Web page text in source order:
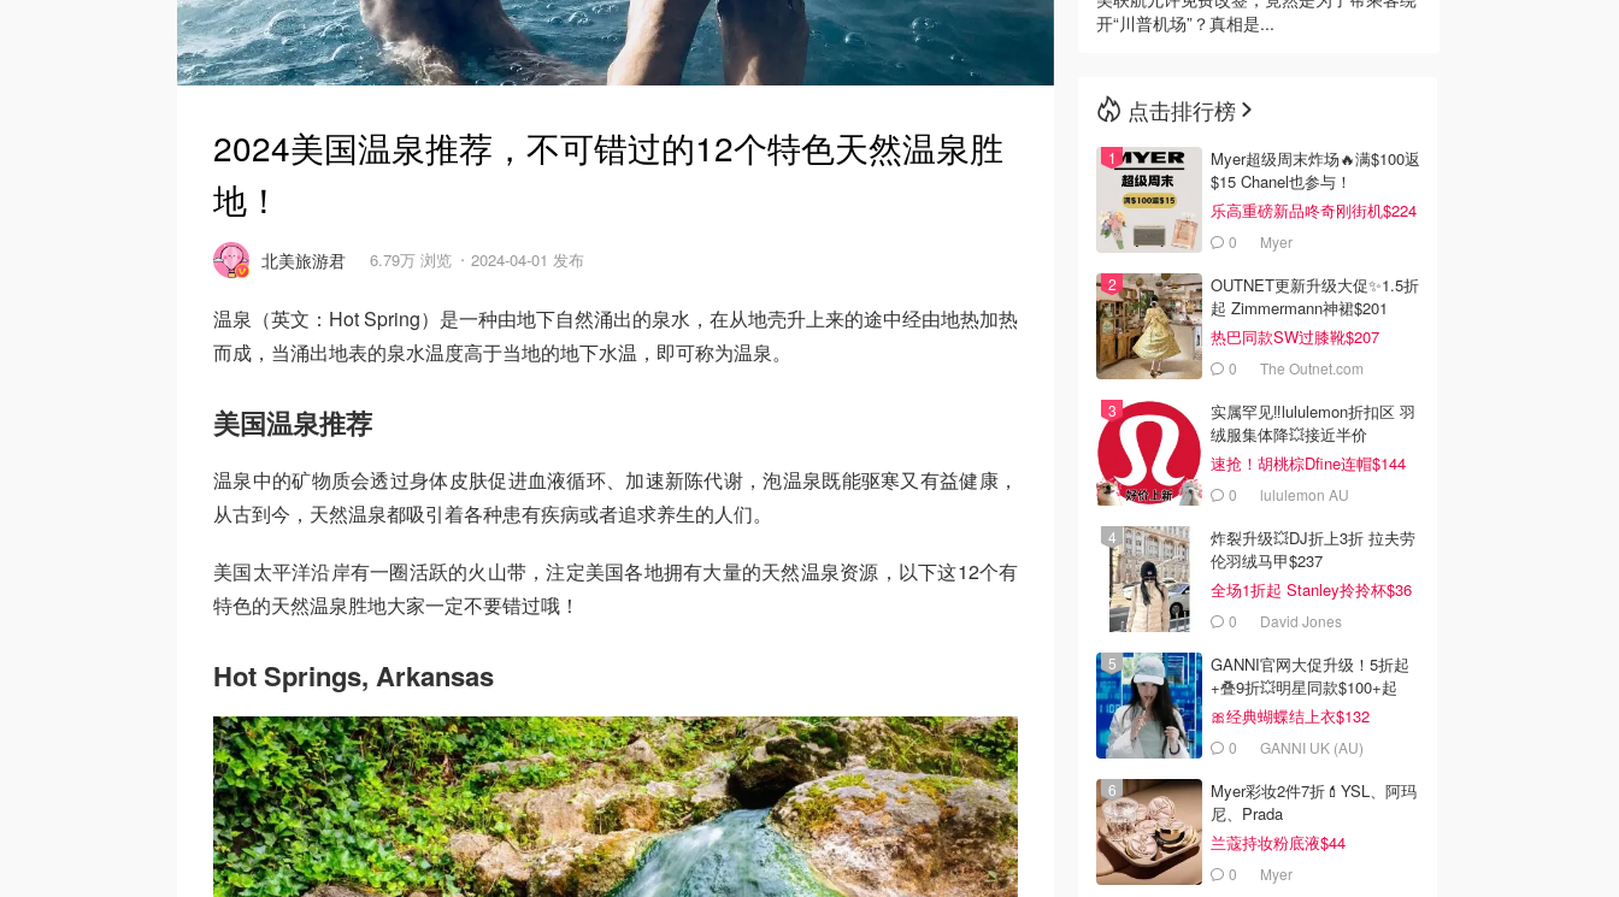
2024美国温泉推荐，不可错过的12个特色天然温泉胜
地！
北美旅游君 6.79万 浏览 2024-04-01 发布
温泉（英文：Hot Spring）是一种由地下自然涌出的泉水，在从地壳升上来的途中经由地热加热
而成，当涌出地表的泉水温度高于当地的地下水温，即可称为温泉。
美国温泉推荐
温泉中的矿物质会透过身体皮肤促进血液循环、加速新陈代谢，泡温泉既能驱寒又有益健康，
从古到今，天然温泉都吸引着各种患有疾病或者追求养生的人们。
美国太平洋沿岸有一圈活跃的火山带，注定美国各地拥有大量的天然温泉资源，以下这12个有
特色的天然温泉胜地大家一定不要错过哦！
Hot Springs, Arkansas
开“川普机场”？真相是...
点击排行榜
Myer超级周末炸场🔥满$100返
$15 Chanel也参与！
乐高重磅新品咚奇刚街机$224
0 Myer
OUTNET更新升级大促✨1.5折
起 Zimmermann神裙$201
热巴同款SW过膝靴$207
0 The Outnet.com
实属罕见‼️lululemon折扣区 羽
绒服集体降💥接近半价
速抢！胡桃棕Dfine连帽$144
0 lululemon AU
炸裂升级💥DJ折上3折 拉夫劳
伦羽绒马甲$237
全场1折起 Stanley拎拎杯$36
0 David Jones
GANNI官网大促升级！5折起
+叠9折💥明星同款$100+起
🎀经典蝴蝶结上衣$132
0 GANNI UK (AU)
Myer彩妆2件7折💄YSL、阿玛
尼、Prada
兰蔻持妆粉底液$44
0 Myer